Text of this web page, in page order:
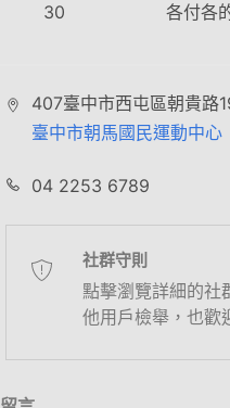
30 各付各
407臺中市西屯區朝貴路
臺中市朝馬國民運動中心
04 2253 6789
社群守則
點擊瀏覽詳細的社
他用戶檢舉，也歡